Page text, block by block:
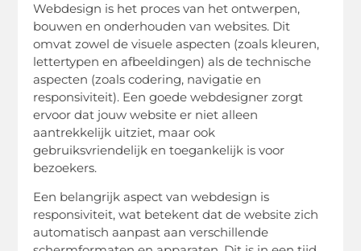
Webdesign is het proces van het ontwerpen,
bouwen en onderhouden van websites. Dit
omvat zowel de visuele aspecten (zoals kleuren,
lettertypen en afbeeldingen) als de technische
aspecten (zoals codering, navigatie en
responsiviteit). Een goede webdesigner zorgt
ervoor dat jouw website er niet alleen
aantrekkelijk uitziet, maar ook
gebruiksvriendelijk en toegankelijk is voor
bezoekers.
Een belangrijk aspect van webdesign is
responsiviteit, wat betekent dat de website zich
automatisch aanpast aan verschillende